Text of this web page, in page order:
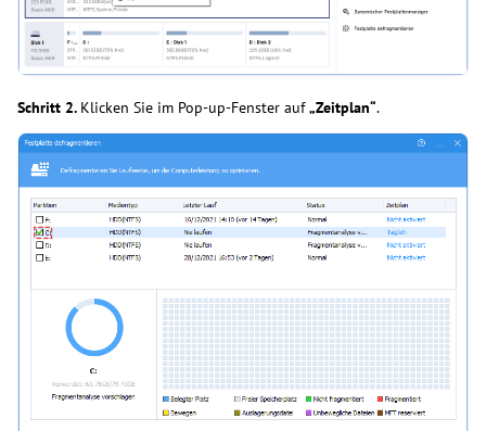
Schritt 2. Klicken Sie im Pop-up-Fenster auf„Zeitplan“.